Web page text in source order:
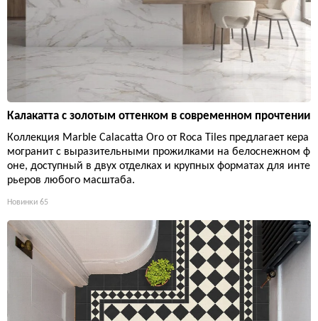
Калакатта с золотым оттенком в современном прочтении
Коллекция Marble Calacatta Oro от Roca Tiles предлагает кера
могранит с выразительными прожилками на белоснежном ф
оне, доступный в двух отделках и крупных форматах для инте
рьеров любого масштаба.
Новинки 65